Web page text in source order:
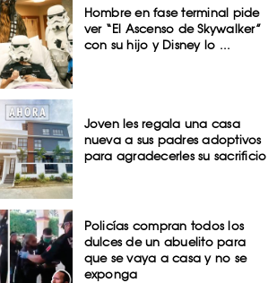
Hombre en fase terminal pide
ver “El Ascenso de Skywalker”
con su hijo y Disney lo ...
Joven les regala una casa
nueva a sus padres adoptivos
para agradecerles su sacrificio
Policías compran todos los
dulces de un abuelito para
que se vaya a casa y no se
exponga